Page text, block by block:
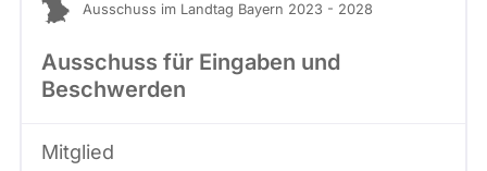
Ausschuss im Landtag Bayern 2023 - 2028
Ausschuss für Eingaben und
Beschwerden
Mitglied